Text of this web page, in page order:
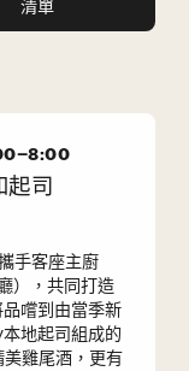
清單
起司
手客座主廚
），共同打造
品嚐到由當季新
地起司組成的
雞尾酒，更有